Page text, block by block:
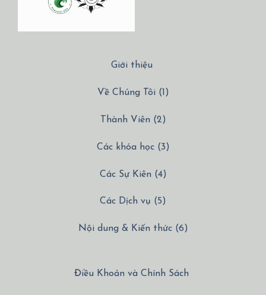
Giới thiệu
Về Chúng Tôi (1)
Thành Viên (2)
Các khóa học (3)
Các Sự Kiên (4)
Các Dịch vụ (5)
Nội dung & Kiến thức (6)
Điều Khoản và Chính Sách